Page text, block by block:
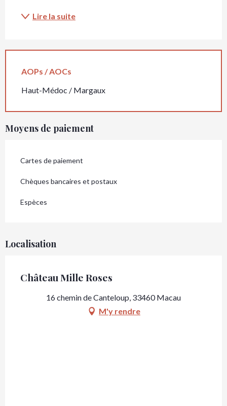
Lire la suite
AOPs / AOCs
Haut-Médoc / Margaux
Moyens de paiement
Cartes de paiement
Chèques bancaires et postaux
Espèces
Localisation
Château Mille Roses
16 chemin de Canteloup, 33460 Macau
M'y rendre